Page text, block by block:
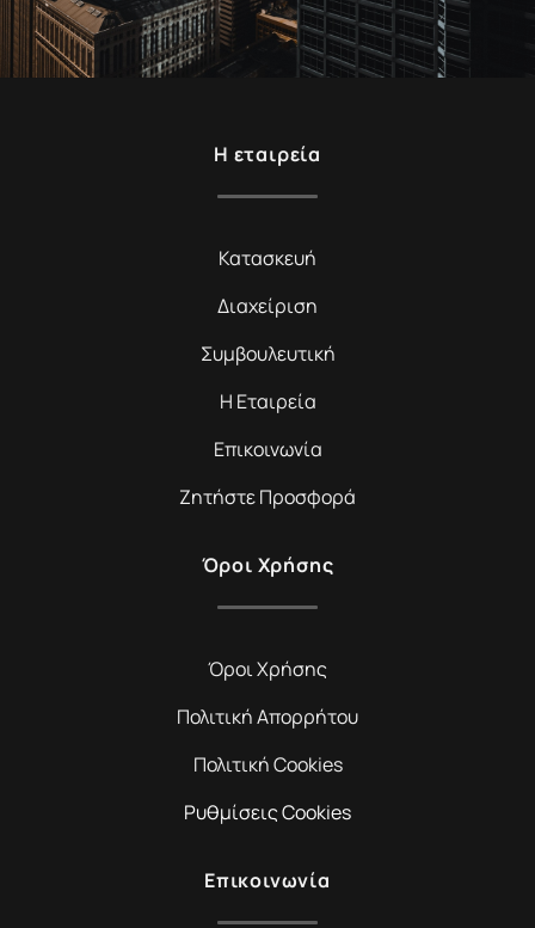
Η εταιρεία
Κατασκευή
Διαχείριση
Συμβουλευτική
Η Εταιρεία
Επικοινωνία
Ζητήστε Προσφορά
Όροι Χρήσης
Όροι Χρήσης
Πολιτική Απορρήτου
Πολιτική Cookies
Ρυθμίσεις Cookies
Επικοινωνία